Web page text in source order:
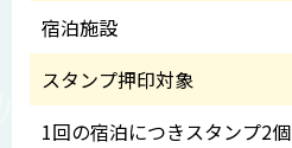
宿泊施設
スタンプ押印対象
1回の宿泊につきスタンプ2個